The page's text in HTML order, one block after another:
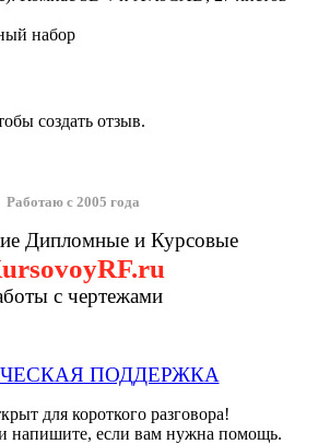
набор
создать отзыв.
Работаю с 2005 года
Дипломные и Курсовые
с чертежами
ПОДДЕРЖКА
для короткого разговора!
напишите, если вам нужна помощь.